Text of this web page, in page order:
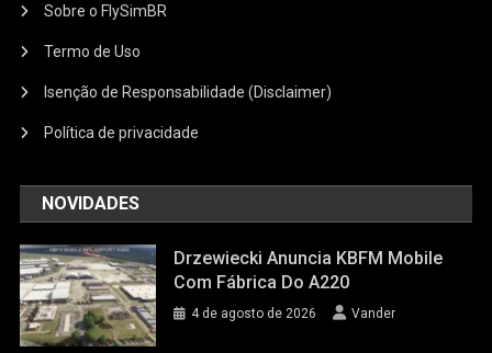
Sobre o FlySimBR
Termo de Uso
Isenção de Responsabilidade (Disclaimer)
Política de privacidade
NOVIDADES
Drzewiecki Anuncia KBFM Mobile
Com Fábrica Do A220
4 de agosto de 2026 Vander